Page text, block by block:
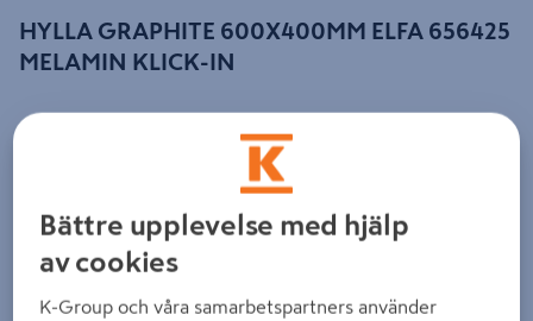
HYLLA GRAPHITE 600X400MM ELFA 656425
MELAMIN KLICK-IN
Bättre upplevelse med hjälp
av cookies
K-Group och våra samarbetspartners använder